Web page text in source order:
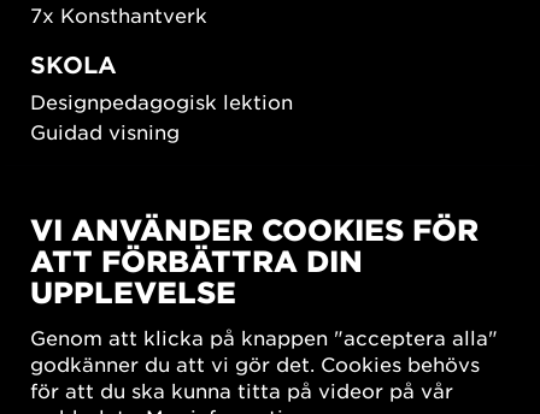
7x Konsthantverk
SKOLA
Designpedagogisk lektion
Guidad visning
New European Bauhaus
SUSTAINORDIC
Share Future Living
What Matter_s
VI ANVÄNDER COOKIES FÖR
ATT FÖRBÄTTRA DIN
UPPLEVELSE
Genom att klicka på knappen "acceptera alla"
godkänner du att vi gör det. Cookies behövs
för att du ska kunna titta på videor på vår